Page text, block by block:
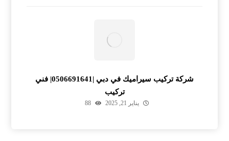
شركة تركيب سيراميك في دبي |0506691641| فني
تركيب
يناير 21, 2025 88